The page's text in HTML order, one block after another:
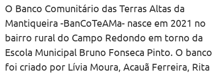
O Banco Comunitário das Terras Altas da
Mantiqueira -BanCoTeAMa- nasce em 2021 no
bairro rural do Campo Redondo em torno da
Escola Municipal Bruno Fonseca Pinto. O banco
foi criado por Lívia Moura, Acauã Ferreira, Rita